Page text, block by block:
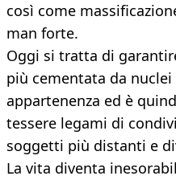
così come
man forte.
Oggi si tratta di
più cementata da
appartenenza ed è
tessere legami di
soggetti più distanti e
La vita diventa